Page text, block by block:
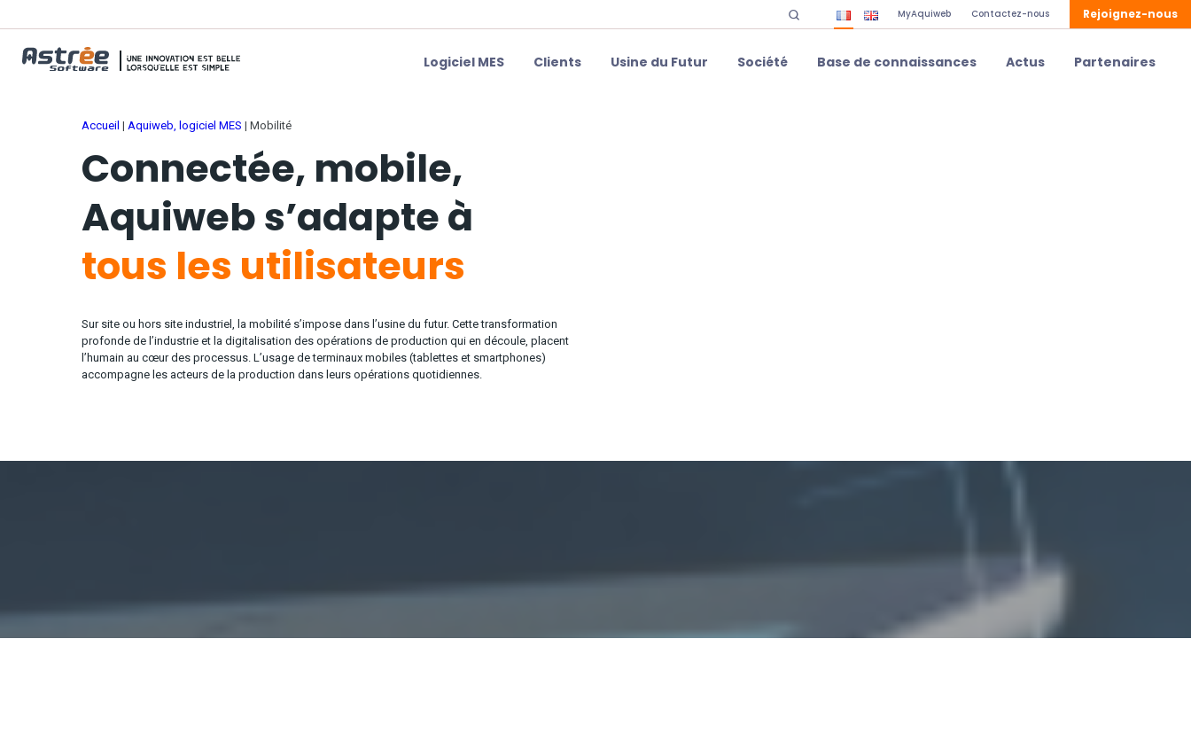
MyAquiweb Contactez-nous Rejoignez-nous
Logiciel MES Clients Usine du Futur Société Base de connaissances Actus Partenaires
Accueil | Aquiweb, logiciel MES | Mobilité
Connectée, mobile,
Aquiweb s’adapte à
tous les utilisateurs
Sur site ou hors site industriel, la mobilité s’impose dans l’usine du futur. Cette transformation
profonde de l’industrie et la digitalisation des opérations de production qui en découle, placent
l’humain au cœur des processus. L’usage de terminaux mobiles (tablettes et smartphones)
accompagne les acteurs de la production dans leurs opérations quotidiennes.